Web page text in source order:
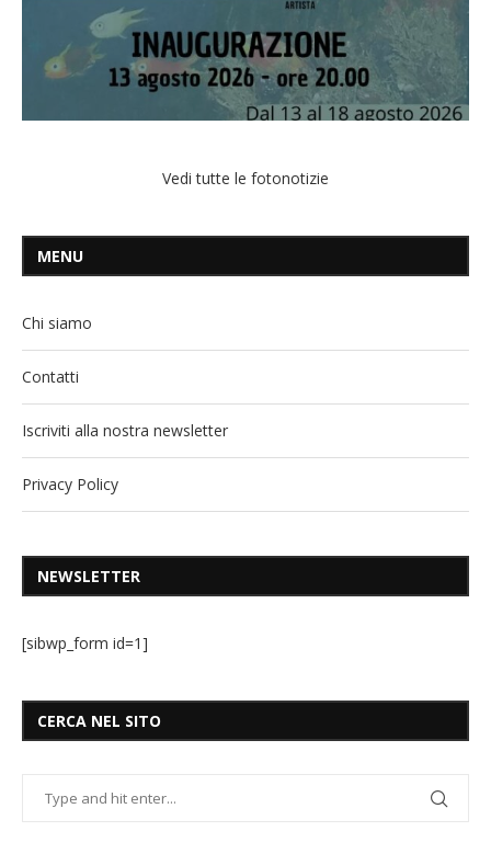
Vedi tutte le fotonotizie
MENU
Chi siamo
Contatti
Iscriviti alla nostra newsletter
Privacy Policy
NEWSLETTER
[sibwp_form id=1]
CERCA NEL SITO